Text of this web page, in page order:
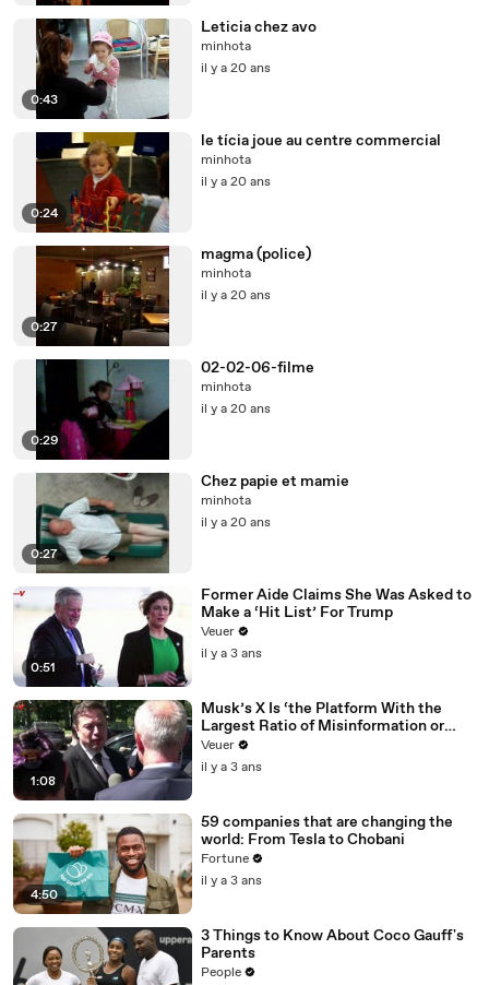
0:43
Leticia chez avo
minhota
il y a 20 ans
0:24
le tícia joue au centre commercial
minhota
il y a 20 ans
0:27
magma (police)
minhota
il y a 20 ans
0:29
02-02-06-filme
minhota
il y a 20 ans
0:27
Chez papie et mamie
minhota
il y a 20 ans
0:51
Former Aide Claims She Was Asked to
Make a ‘Hit List’ For Trump
Veuer
il y a 3 ans
1:08
Musk’s X Is ‘the Platform With the
Largest Ratio of Misinformation or
Disinformation’ Amongst All Social
Media Platforms
Veuer
il y a 3 ans
4:50
59 companies that are changing the
world: From Tesla to Chobani
Fortune
il y a 3 ans
3 Things to Know About Coco Gauff's
Parents
People